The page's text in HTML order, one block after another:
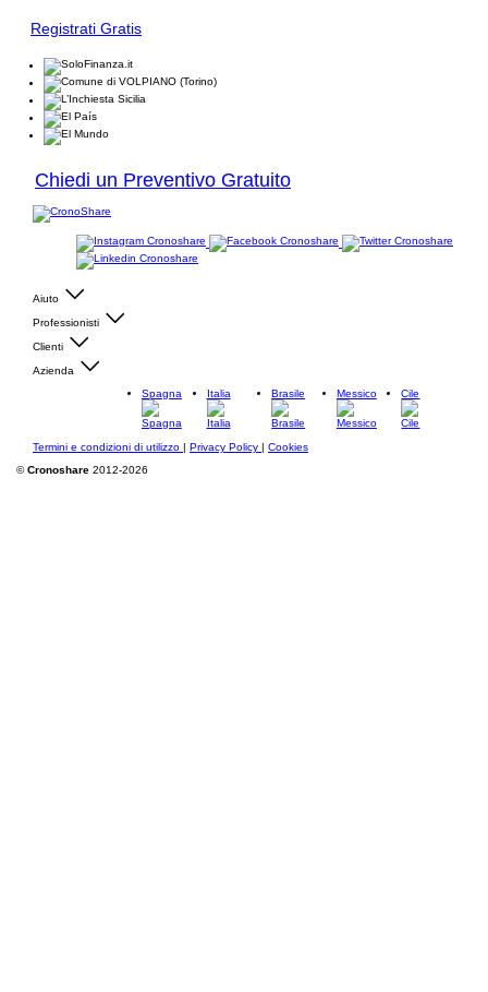
Registrati Gratis
Chiedi un Preventivo Gratuito
Aiuto
Professionisti
Clienti
Azienda
Spagna
Italia Brasile Messico Cile
Termini e condizioni di utilizzo | Privacy Policy | Cookies
©Cronoshare 2012-2026